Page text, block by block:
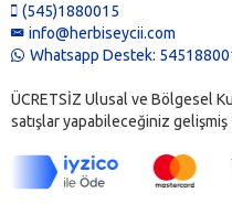
(545)1880015
info@herbiseycii.com
Whatsapp Destek:
ÜCRETSİZ Ulusal ve Bölgesel
satışlar yapabileceğiniz gelişmiş